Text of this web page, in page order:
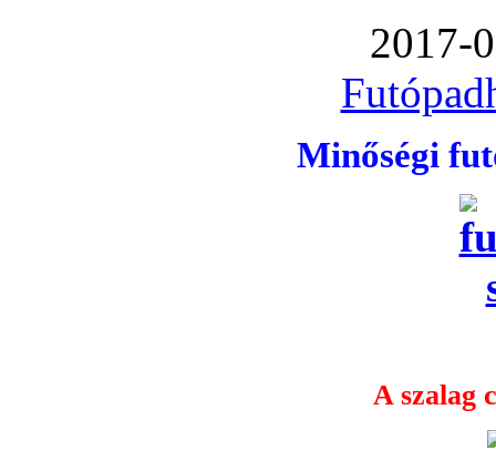
2017-
Minőségi
A szalag